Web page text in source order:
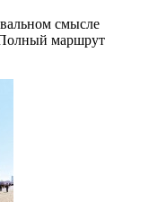
смысле
маршрут